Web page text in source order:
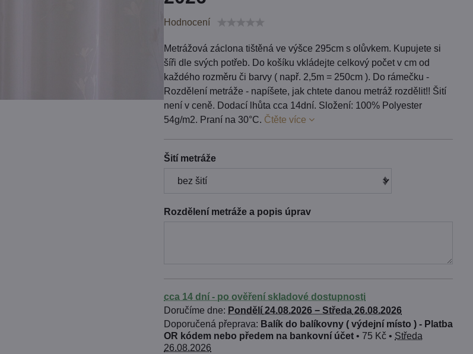
Hodnocení
Metrážová záclona tištěná ve výšce 295cm s olůvkem. Kupujete si
šíři dle svých potřeb. Do košíku vkládejte celkový počet v cm od
každého rozměru či barvy ( např. 2,5m = 250cm ). Do rámečku -
Rozdělení metráže - napíšete, jak chtete danou metráž rozdělit!! Šití
není v ceně. Dodací lhůta cca 14dní. Složení: 100% Polyester
54g/m2. Praní na 30°C. Čtěte více
Šití metráže
Rozdělení metráže a popis úprav
cca 14 dní - po ověření skladové dostupnosti
Doručíme dne: Pondělí 24.08.2026 −Středa 26.08.2026
Balík do balíkovny ( výdejní místo ) - Platba
OR kódem nebo předem na bankovní účet• 75 Kč • Středa
26.08.2026